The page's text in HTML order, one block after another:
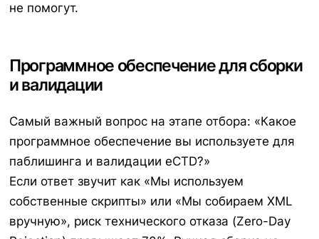
не помогут.
Программное обеспечение для сборки
и валидации
Самый важный вопрос на этапе отбора: «Какое
программное обеспечение вы используете для
паблишинга и валидации eCTD?»
Если ответ звучит как «Мы используем
собственные скрипты» или «Мы собираем XML
вручную», риск технического отказа (Zero-Day